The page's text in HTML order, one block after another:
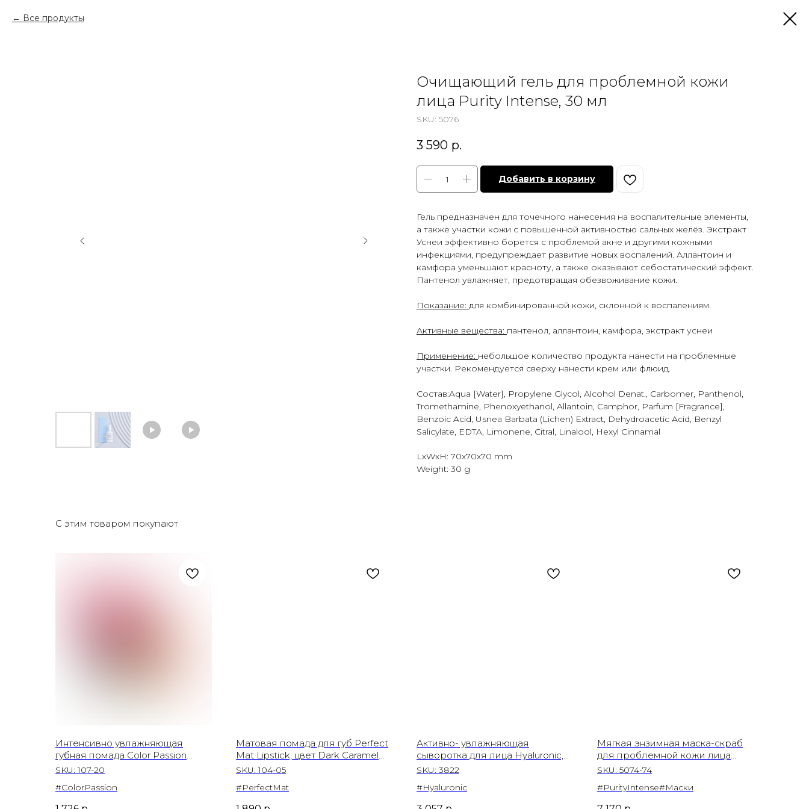
Все продукты
Очищающий гель для проблемной кожи
лица Purity Intense, 30 мл
SKU: 5076
3 590 р.
Добавить в корзину
Гель предназначен для точечного нанесения на воспалительные элементы,
а также участки кожи с повышенной активностью сальных желёз. Экстракт
Уснеи эффективно борется с проблемой акне и другими кожными
инфекциями, предупреждает развитие новых воспалений. Аллантоин и
камфора уменьшают красноту, а также оказывают себостатический эффект.
Пантенол увлажняет, предотвращая обезвоживание кожи.
Показание: для комбинированной кожи, склонной к воспалениям.
Активные вещества: пантенол, аллантоин, камфора, экстракт уснеи
Применение: небольшое количество продукта нанести на проблемные
участки. Рекомендуется сверху нанести крем или флюид.
Состав:Aqua [Water], Propylene Glycol, Alcohol Denat., Carbomer, Panthenol,
Tromethamine, Phenoxyethanol, Allantoin, Camphor, Parfum [Fragrance],
Benzoic Acid, Usnea Barbata (Lichen) Extract, Dehydroacetic Acid, Benzyl
Salicylate, EDTA, Limonene, Citral, Linalool, Hexyl Cinnamal
LxWxH: 70x70x70 mm
Weight: 30 g
С этим товаром покупают
Интенсивно увлажняющая
губная помада Color Passion
Lipstick, цвет Dark Pink Passion
SKU:107-20
#ColorPassion
Матовая помада для губ Perfect
Mat Lipstick, цвет Dark Caramel
Mat
SKU:104-05
#PerfectMat
Активно- увлажняющая
сыворотка для лица Hyaluronic,
30 мл
SKU: 3822
#Hyaluronic
Мягкая энзимная маска-скраб
для проблемной кожи лица
Purity Intense, 200 мл
SKU: 5074-74
#PurityIntense#Маски